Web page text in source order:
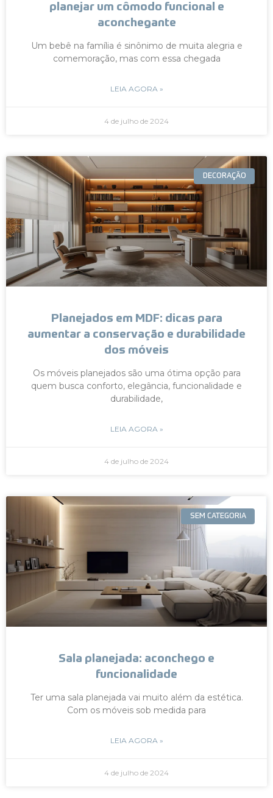
planejar um cômodo funcional e
aconchegante
Um bebê na família é sinônimo de muita alegria e
comemoração, mas com essa chegada
LEIA AGORA »
4 de julho de 2024
DECORAÇÃO
Planejados em MDF: dicas para
aumentar a conservação e durabilidade
dos móveis
Os móveis planejados são uma ótima opção para
quem busca conforto, elegância, funcionalidade e
durabilidade,
LEIA AGORA »
4 de julho de 2024
SEM CATEGORIA
Sala planejada: aconchego e
funcionalidade
Ter uma sala planejada vai muito além da estética.
Com os móveis sob medida para
LEIA AGORA »
4 de julho de 2024